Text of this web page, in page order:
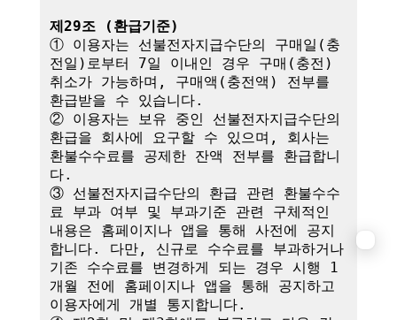
제29조 (환급기준)
① 이용자는 선불전자지급수단의 구매일(충
전일)로부터 7일 이내인 경우 구매(충전)
취소가 가능하며, 구매액(충전액) 전부를
환급받을 수 있습니다.
② 이용자는 보유 중인 선불전자지급수단의
환급을 회사에 요구할 수 있으며, 회사는
환불수수료를 공제한 잔액 전부를 환급합니
다.
③ 선불전자지급수단의 환급 관련 환불수수
료 부과 여부 및 부과기준 관련 구체적인
내용은 홈페이지나 앱을 통해 사전에 공지
합니다. 다만, 신규로 수수료를 부과하거나
기존 수수료를 변경하게 되는 경우 시행 1
개월 전에 홈페이지나 앱을 통해 공지하고
이용자에게 개별 통지합니다.